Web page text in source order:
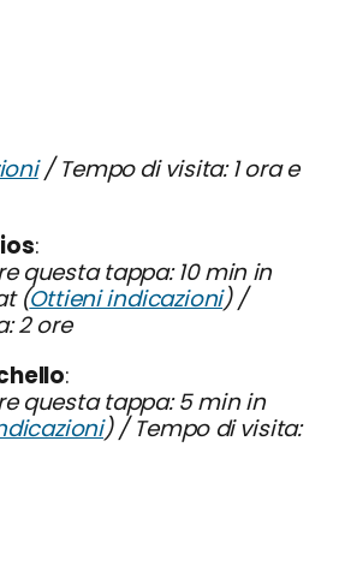
/ Tempo di visita: 1 ora e
questa tappa: 10 min in
(Ottieni indicazioni) /
2 ore
questa tappa: 5 min in
) / Tempo di visita: